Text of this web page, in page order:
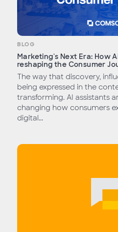
BLOG
Marketing's Next Era: How
reshaping the Consumer
The way that discovery,
being expressed in the
transforming. AI assistants
changing how consumers
digital...